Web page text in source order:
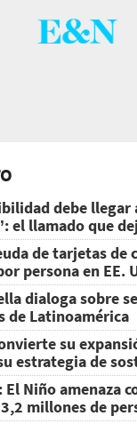
debe llegar
el llamado que
de tarjetas de
persona en EE.
dialoga sobre
de Latinoamérica
su
estrategia de
El Niño amenaza
millones de